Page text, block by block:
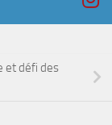
et défi des